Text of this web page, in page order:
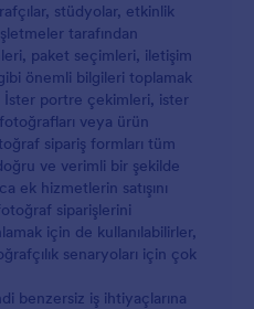
stüdyolar, etkinlik
tarafından
paket seçimleri, iletişim
önemli bilgileri toplamak
İster portre çekimleri, ister
veya ürün
sipariş formları tüm
ve verimli bir şekilde
ek hizmetlerin satışını
siparişlerini
için de kullanılabilirler,
senaryoları için çok
benzersiz iş ihtiyaçlarına